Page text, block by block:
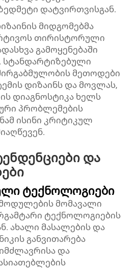
დატვირთვისგან.
მიდგომებმა
თირისტორული
გამოყენებაში
სტანდარტიზებული
მეთოდები
დიზაინს და მოვლას,
დიაგნოსტიკა ხელს
პრობლემების
ისინი კრიტიკულ
და
ტექნოლოგიები
მომავალი
ტექნოლოგიების
ახალი მასალების და
განვითარება
და